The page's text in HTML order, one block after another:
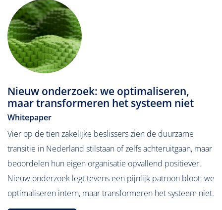
Nieuw onderzoek: we optimaliseren,
maar transformeren het systeem niet
Whitepaper
Vier op de tien zakelijke beslissers zien de duurzame
transitie in Nederland stilstaan of zelfs achteruitgaan, maar
beoordelen hun eigen organisatie opvallend positiever.
Nieuw onderzoek legt tevens een pijnlijk patroon bloot: we
optimaliseren intern, maar transformeren het systeem niet.